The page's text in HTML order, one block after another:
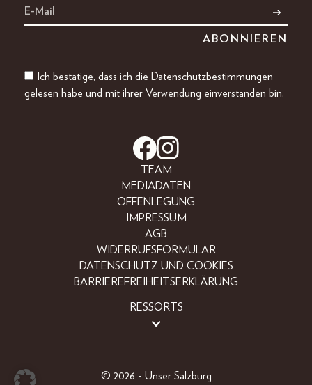
Ich bestätige, dass ich die Datenschutzbestimmungen
gelesen habe und mit ihrer Verwendung einverstanden bin.
TEAM
MEDIADATEN
OFFENLEGUNG
IMPRESSUM
AGB
WIDERRUFSFORMULAR
DATENSCHUTZ UND COOKIES
BARRIEREFREIHEITSERKLÄRUNG
RESSORTS
© 2026 - Unser Salzburg